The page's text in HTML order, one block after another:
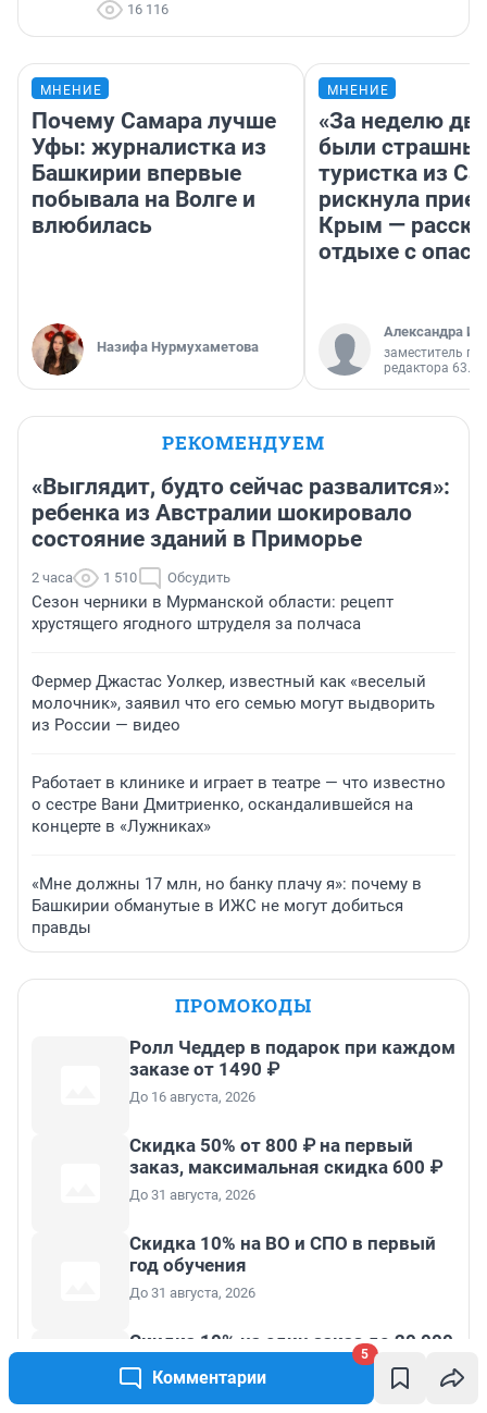
Комментарии
5
16 116
МНЕНИЕ
Почему Самара лучше
Уфы: журналистка из
Башкирии впервые
побывала на Волге и
влюбилась
Назифа Нурмухаметова
МНЕНИЕ
«За неделю
были
туристка из
рискнула
Крым —
отдыхе с
Александра
заместитель
редактора 63.RU
РЕКОМЕНДУЕМ
«Выглядит, будто сейчас развалится»:
ребенка из Австралии шокировало
состояние зданий в Приморье
2 часа 1 510 Обсудить
Сезон черники в Мурманской области: рецепт
хрустящего ягодного штруделя за полчаса
Фермер Джастас Уолкер, известный как «веселый
молочник», заявил что его семью могут выдворить
из России — видео
Работает в клинике и играет в театре — что известно
о сестре Вани Дмитриенко, оскандалившейся на
концерте в «Лужниках»
«Мне должны 17 млн, но банку плачу я»: почему в
Башкирии обманутые в ИЖС не могут добиться
правды
ПРОМОКОДЫ
Ролл Чеддер в подарок при каждом
заказе от 1490 ₽
До 16 августа, 2026
Скидка 50% от 800 ₽ на первый
заказ, максимальная скидка 600 ₽
До 31 августа, 2026
Скидка 10% на ВО и СПО в первый
год обучения
До 31 августа, 2026
Скидка 10% на один заказ до 20 000
₽
До 31 августа, 2026